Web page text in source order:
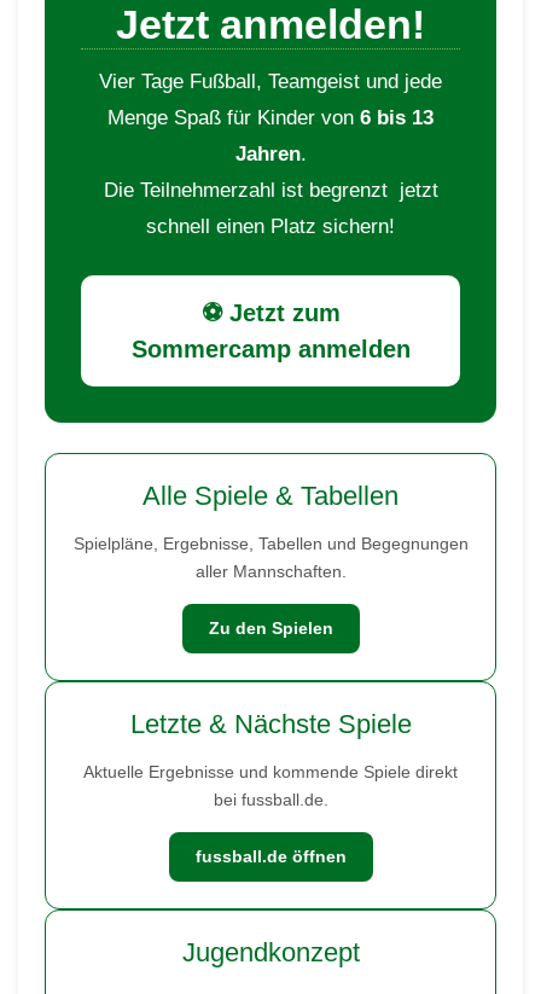
Jetzt anmelden!
Vier Tage Fußball, Teamgeist und jede
Menge Spaß für Kinder von 6 bis 13
Jahren.
Die Teilnehmerzahl ist begrenzt jetzt
schnell einen Platz sichern!
⚽ Jetzt zum
Sommercamp anmelden
Alle Spiele & Tabellen
Spielpläne, Ergebnisse, Tabellen und Begegnungen
aller Mannschaften.
Zu den Spielen
Letzte & Nächste Spiele
Aktuelle Ergebnisse und kommende Spiele direkt
bei fussball.de.
fussball.de öffnen
Jugendkonzept